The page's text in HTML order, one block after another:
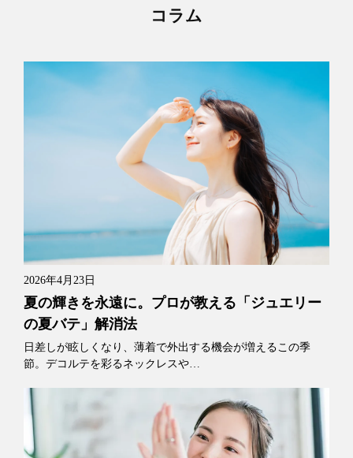
コラム
2026年4月23日
夏の輝きを永遠に。プロが教える「ジュエリー
の夏バテ」解消法
日差しが眩しくなり、薄着で外出する機会が増えるこの季
節。デコルテを彩るネックレスや…